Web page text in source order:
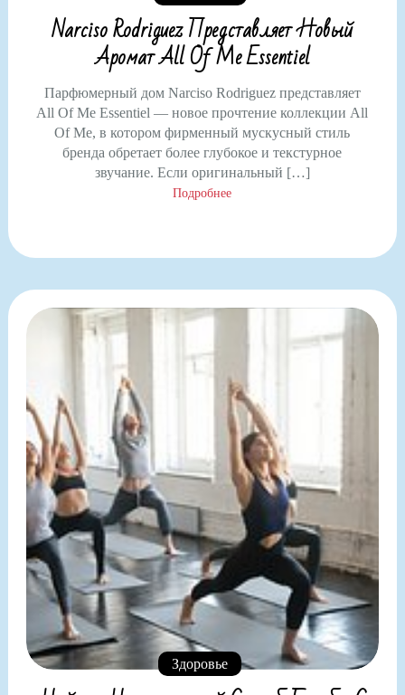
Narciso Rodriguez Представляет Новый
Аромат All Of Me Essentiel
Парфюмерный дом Narciso Rodriguez представляет
All Of Me Essentiel — новое прочтение коллекции All
Of Me, в котором фирменный мускусный стиль
бренда обретает более глубокое и текстурное
звучание. Если оригинальный […]
Подробнее
Здоровье